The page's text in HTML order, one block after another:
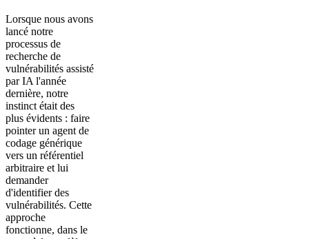
Lorsque nous avons
lancé notre
processus de
recherche de
vulnérabilités assisté
par IA l'année
dernière, notre
instinct était des
plus évidents : faire
pointer un agent de
codage générique
vers un référentiel
arbitraire et lui
demander
d'identifier des
vulnérabilités. Cette
approche
fonctionne, dans le